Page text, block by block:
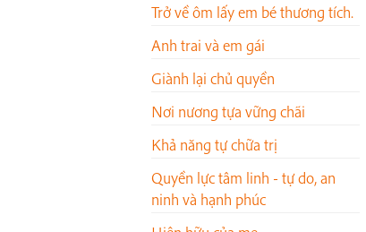
Trở về ôm lấy em bé thương tích.
Anh trai và em gái
Giành lại chủ quyền
Nơi nương tựa vững chãi
Khả năng tự chữa trị
Quyền lực tâm linh - tự do, an
ninh và hạnh phúc